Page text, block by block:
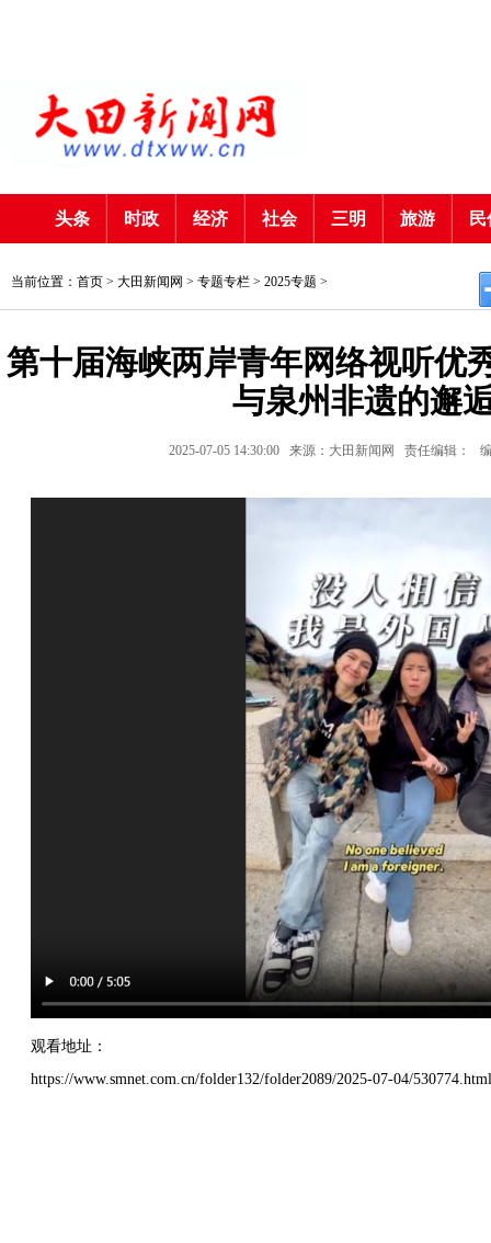
头条 时政 经济 社会 三明 旅游
当前位置：首页 > 大田新闻网 > 专题专栏 > 2025专题 >
第十届海峡两岸青年网络视听优
与泉州非遗的邂
2025-07-05 14:30:00 来源：大田新闻网 责任编辑：
观看地址：
https://www.smnet.com.cn/folder132/folder2089/2025-07-04/